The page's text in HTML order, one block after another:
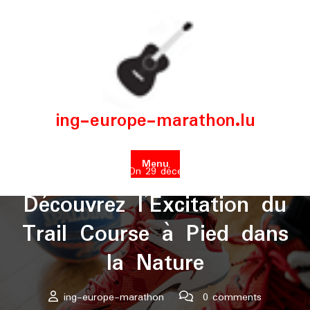
ing-europe-marathon.lu
Menu
Posted On 29 décembre 2025
Découvrez l’Excitation du
Trail Course à Pied dans
la Nature
ing-europe-marathon
0 comments